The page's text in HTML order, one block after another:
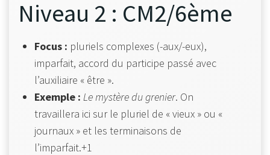
Niveau 2 : CM2/6ème
Focus : pluriels complexes (-aux/-eux),
imparfait, accord du participe passé avec
l’auxiliaire « être ».
Exemple : Le mystère du grenier. On
travaillera ici sur le pluriel de « vieux » ou «
journaux » et les terminaisons de
l’imparfait.+1